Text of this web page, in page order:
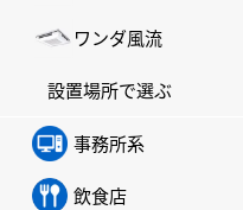
ワンダ風流
設置場所で選ぶ
事務所系
飲食店